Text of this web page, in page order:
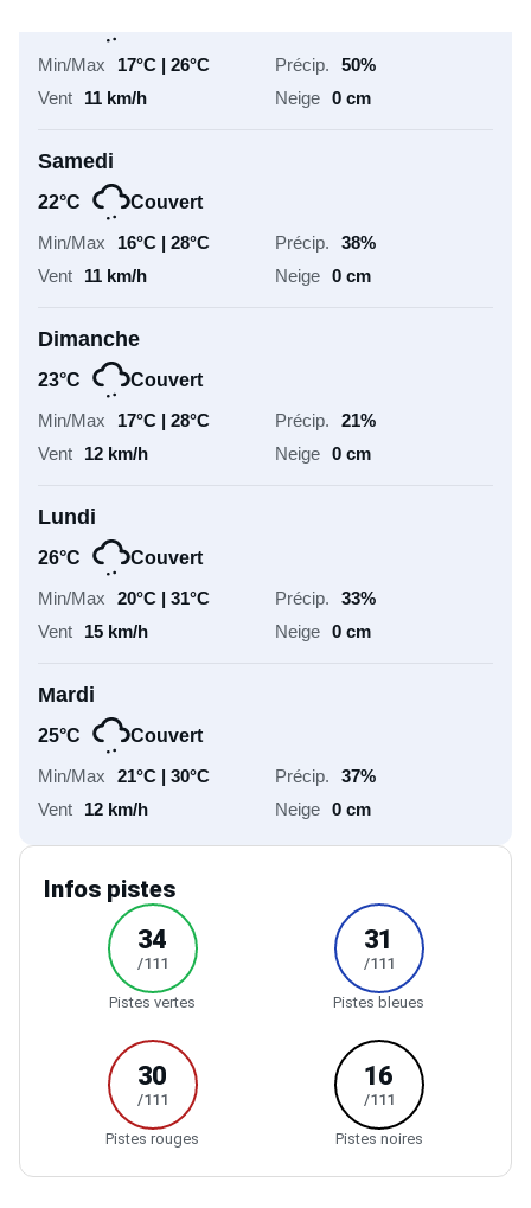
17°C | 26°C
50%
11 km/h
0 cm
Samedi
22°C
Couvert
16°C | 28°C
38%
11 km/h
0 cm
Dimanche
23°C
Couvert
17°C | 28°C
21%
12 km/h
0 cm
Lundi
26°C
Couvert
20°C | 31°C
33%
15 km/h
0 cm
Mardi
25°C
Couvert
21°C | 30°C
37%
12 km/h
0 cm
Infos pistes
34
/111
Pistes vertes
31
/111
Pistes bleues
30
/111
Pistes rouges
16
/111
Pistes noires